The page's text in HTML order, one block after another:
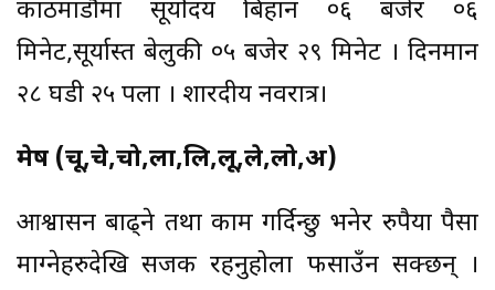
काठमाडौंमा सूर्योदय बिहान ०६ बजेर ०६
मिनेट,सूर्यास्त बेलुकी ०५ बजेर २९ मिनेट । दिनमान
२८ घडी २५ पला । शारदीय नवरात्र।
मेष (चू,चे,चो,ला,लि,लू,ले,लो,अ)
आश्वासन बाढ्ने तथा काम गर्दिन्छु भनेर रुपैया पैसा
माग्नेहरुदेखि सजक रहनुहोला फसाउँन सक्छन् ।